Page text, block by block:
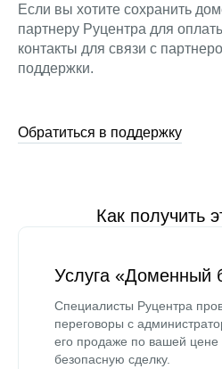
Если вы хотите сохранить
партнеру Руцентра для
контакты для связи с
поддержки.
Обратиться в поддержку
Как получить
Услуга «Доменный
Специалисты Руцентра
переговоры с
его продаже по вашей цене
безопасную сделку.